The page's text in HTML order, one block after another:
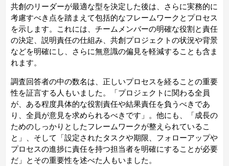
共創のリーダーが最適な型を決定した後は、さらに実務的に
考慮すべき点を踏まえて包括的なフレームワークとプロセス
を示します。これには、チームメンバーの明確な役割と責任
の決定、説明責任の仕組み、共創プロジェクトの状況や背景
などを明確にし、さらに無意識の偏見を軽減することも含ま
れます。
調査回答者の中の数名は、正しいプロセスを経ることの重要
性を証言する人もいました。「プロジェクトに関わる全員
が、ある程度具体的な役割責任や結果責任を負うべきであ
り、全員が意見を求められるべきです」。他にも、「成長の
ためのしっかりとしたフレームワークが整えられているこ
と」、そして「設定されたタスクや期限、フォローアップや
プロセスの進捗に責任を持つ担当者を明確にすることが必要
だ」とその重要性を述べた人もいました。